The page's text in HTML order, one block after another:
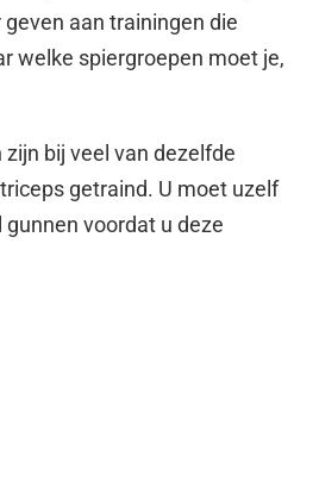
aan trainingen die
welke spiergroepen moet je,
bij veel van dezelfde
getraind. U moet uzelf
voordat u deze